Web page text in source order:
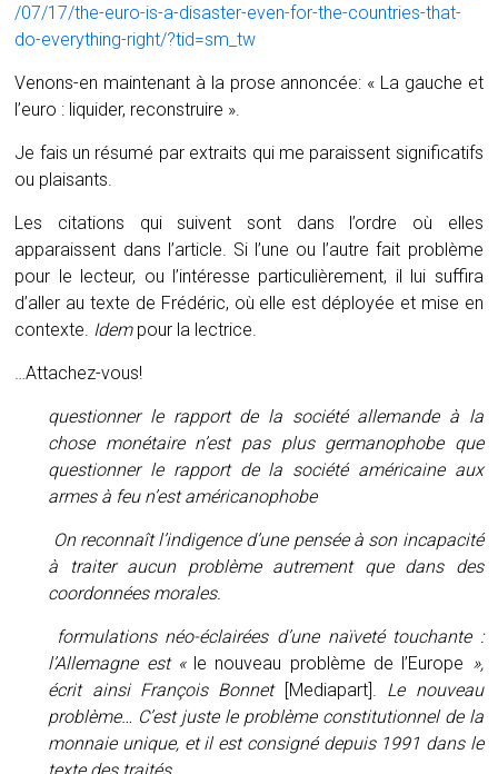
/07/17/the-euro-is-a-disaster-even-for-the-countries-that-
do-everything-right/?tid=sm_tw
Venons-en maintenant à la prose annoncée: « La gauche et
l’euro : liquider, reconstruire ».
Je fais un résumé par extraits qui me paraissent significatifs
ou plaisants.
Les citations qui suivent sont dans l’ordre où elles
apparaissent dans l’article. Si l’une ou l’autre fait problème
pour le lecteur, ou l’intéresse particulièrement, il lui suffira
d’aller au texte de Frédéric, où elle est déployée et mise en
contexte. Idempour la lectrice.
…Attachez-vous!
questionner le rapport de la société allemande à la
chose monétaire n’est pas plus germanophobe que
questionner le rapport de la société américaine aux
armes à feu n’est américanophobe
On reconnaît l’indigence d’une pensée à son incapacité
à traiter aucun problème autrement que dans des
coordonnées morales.
formulations néo-éclairées d’une naïveté touchante :
l’Allemagne est « le nouveau problème de l’Europe »,
écrit ainsi François Bonnet[Mediapart]. Le nouveau
problème… C’est juste le problème constitutionnel de la
monnaie unique, et il est consigné depuis 1991 dans le